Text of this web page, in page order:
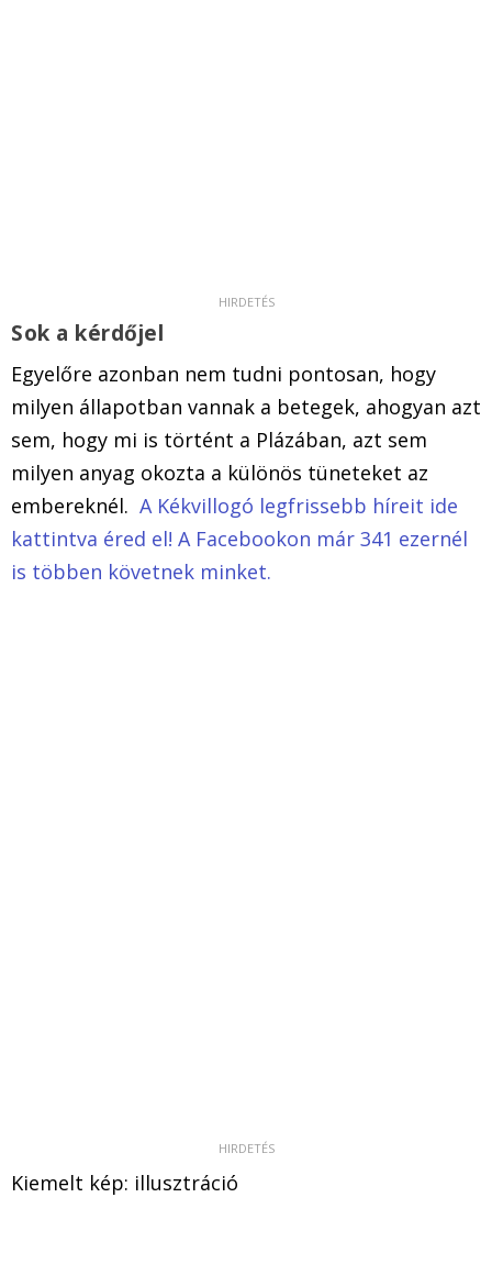
Sok a kérdőjel
Egyelőre azonban nem tudni pontosan, hogy
milyen állapotban vannak a betegek, ahogyan azt
sem, hogy mi is történt a Plázában, azt sem
milyen anyag okozta a különös tüneteket az
embereknél. A Kékvillogó legfrissebb híreit ide
kattintva éred el! A Facebookon már 341 ezernél
is többen követnek minket.
Kiemelt kép: illusztráció